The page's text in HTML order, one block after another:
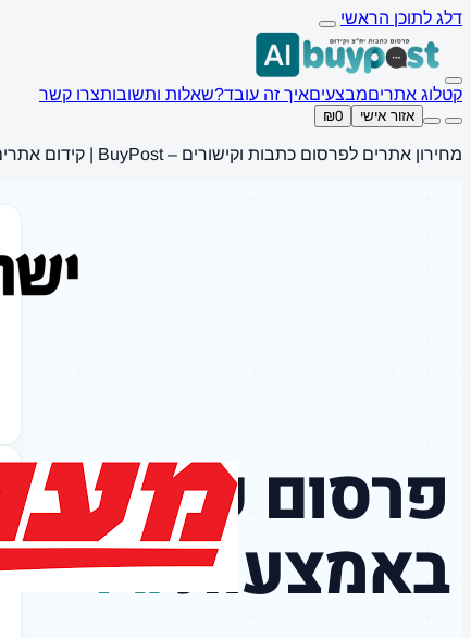
דלג לתוכן הראשי
קטלוג אתריםמבצעיםאיך זה עובד?שאלות ותשובותצרו קשר
אזור אישי ₪0
מחירון אתרים לפרסום כתבות וקישורים – BuyPost | קידום אתרים SEO
פרסום כתבות
באמצעותAI